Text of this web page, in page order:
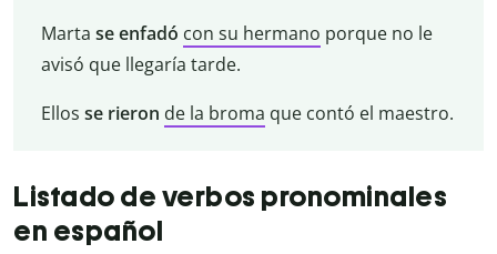
Marta se enfadó con su hermano porque no le
avisó que llegaría tarde.
Ellos se rieron de la broma que contó el maestro.
Listado de verbos pronominales
en español